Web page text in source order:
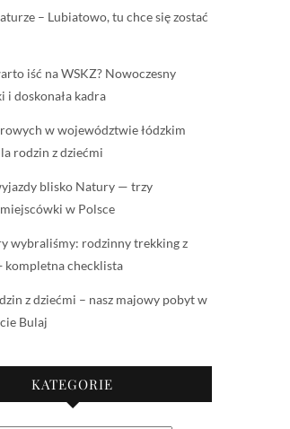
– Lubiatowo, tu chce się zostać
iść na WSKZ? Nowoczesny
i doskonała kadra
w województwie łódzkim
rodzin z dziećmi
blisko Natury — trzy
w Polsce
wybraliśmy: rodzinny trekking z
kompletna checklista
z dziećmi – nasz majowy pobyt w
Bulaj
KATEGORIE